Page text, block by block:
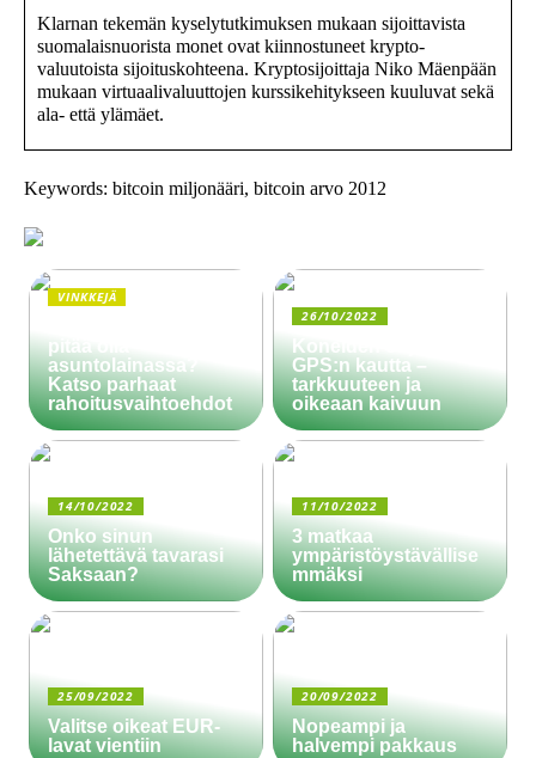
Klarnan tekemän kyselytutkimuksen mukaan sijoittavista
suomalais­nuorista monet ovat kiinnostuneet krypto­
valuutoista sijoitus­kohteena. Kryptosijoittaja Niko Mäenpään
mukaan virtuaali­valuuttojen kurssikehitykseen kuuluvat sekä
ala- että ylämäet.
Keywords: bitcoin miljonääri, bitcoin arvo 2012
VINKKEJÄ
pitää olla
asuntolainassa?
Katso parhaat
rahoitusvaihtoehdot
26/10/2022
Koneiden ohjaus
GPS:n kautta –
tarkkuuteen ja
oikeaan kaivuun
14/10/2022
Onko sinun
lähetettävä tavarasi
Saksaan?
11/10/2022
3 matkaa
ympäristöystävällise
mmäksi
25/09/2022
Valitse oikeat EUR-
lavat vientiin
20/09/2022
Nopeampi ja
halvempi pakkaus